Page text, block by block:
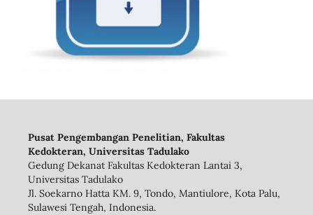
Pusat Pengembangan Penelitian, Fakultas
Kedokteran, Universitas Tadulako
Gedung Dekanat Fakultas Kedokteran Lantai 3,
Universitas Tadulako
Jl. Soekarno Hatta KM. 9, Tondo, Mantiulore, Kota Palu,
Sulawesi Tengah, Indonesia.